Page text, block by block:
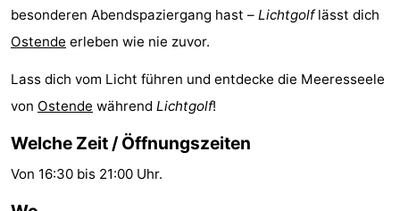
Küstetram
Medizin
Adressen
Region
Westflandern
Brügge
-
besonderen Abendspaziergang hast – Lichtgolflässt dich
Ostende erleben wie nie zuvor.
Lass dich vom Licht führen und entdecke die Meeresseele
von Ostende während Lichtgolf!
Welche Zeit / Öffnungszeiten
Von 16:30 bis 21:00 Uhr.